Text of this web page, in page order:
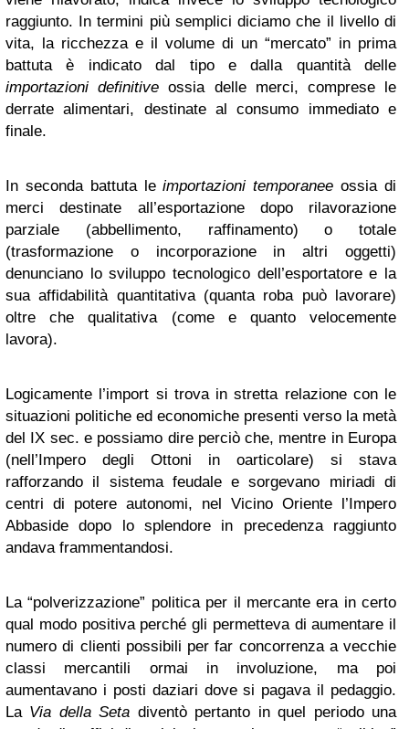
raggiunto. In termini più semplici diciamo che il livello di
vita, la ricchezza e il volume di un “mercato” in prima
battuta è indicato dal tipo e dalla quantità delle
importazioni definitive ossia delle merci, comprese le
derrate alimentari, destinate al consumo immediato e
finale.
In seconda battuta leimportazioni temporanee ossia di
merci destinate all’esportazione dopo rilavorazione
parziale (abbellimento, raffinamento) o totale
(trasformazione o incorporazione in altri oggetti)
denunciano lo sviluppo tecnologico dell’esportatore e la
sua affidabilità quantitativa (quanta roba può lavorare)
oltre che qualitativa (come e quanto velocemente
lavora).
Logicamente l’import si trova in stretta relazione con le
situazioni politiche ed economiche presenti verso la metà
del IX sec. e possiamo dire perciò che, mentre in Europa
(nell’Impero degli Ottoni in oarticolare) si stava
rafforzando il sistema feudale e sorgevano miriadi di
centri di potere autonomi, nel Vicino Oriente l’Impero
Abbaside dopo lo splendore in precedenza raggiunto
andava frammentandosi.
La “polverizzazione” politica per il mercante era in certo
qual modo positiva perché gli permetteva di aumentare il
numero di clienti possibili per far concorrenza a vecchie
classi mercantili ormai in involuzione, ma poi
aumentavano i posti daziari dove si pagava il pedaggio.
La Via della Seta diventò pertanto in quel periodo una